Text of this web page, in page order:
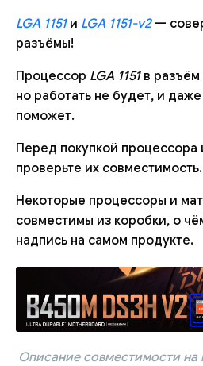
LGA 1151и LGA 1151-v2—
разъёмы!
Процессор LGA 1151в разъём
но работать не будет, и
поможет.
Перед покупкой процессора
проверьте их совместимость.
Некоторые процессоры и
совместимы из коробки, о
надпись на самом продукте.
Описание совместимости на